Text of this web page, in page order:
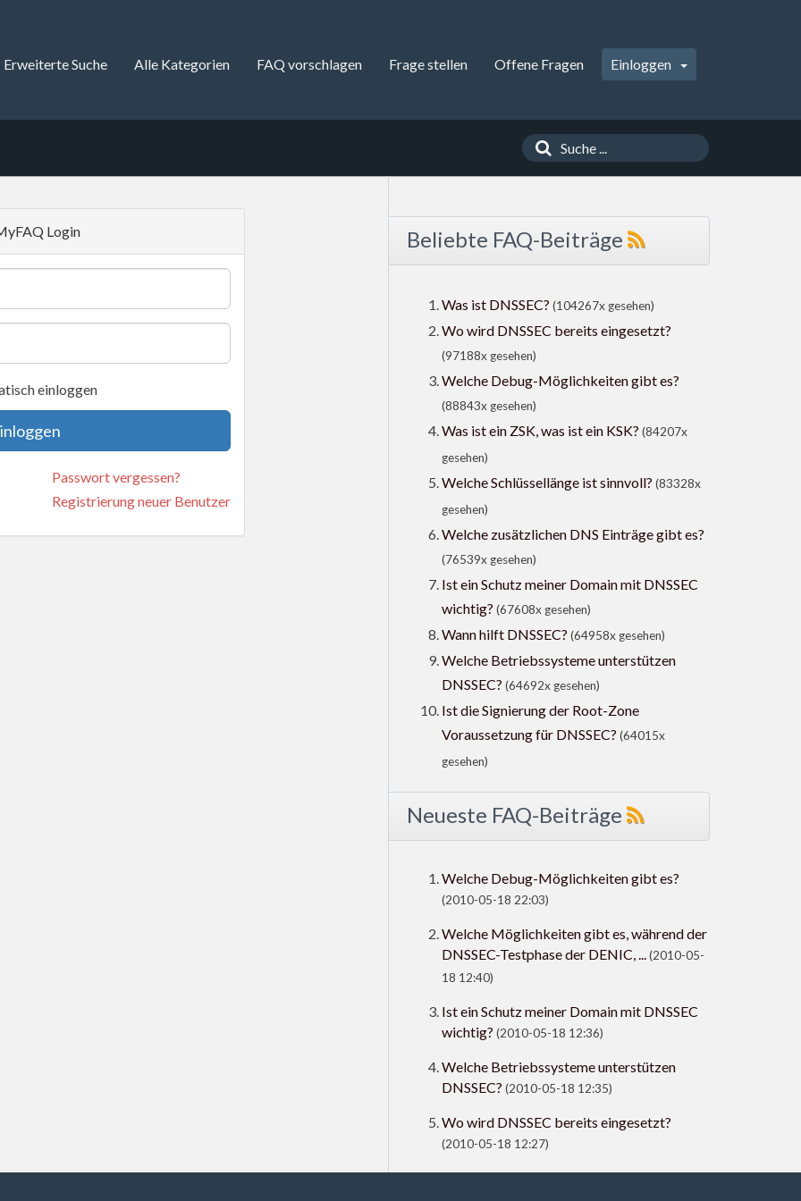
Erweiterte Suche Alle Kategorien FAQ vorschlagen Frage stellen Offene Fragen Einloggen
Login
einloggen
Passwort vergessen?
Registrierung neuer Benutzer
Beliebte FAQ-Beiträge
Was ist DNSSEC? (104267x gesehen)
Wo wird DNSSEC bereits eingesetzt?
(97188x gesehen)
Welche Debug-Möglichkeiten gibt es?
(88843x gesehen)
Was ist ein ZSK, was ist ein KSK? (84207x
gesehen)
Welche Schlüssellänge ist sinnvoll? (83328x
gesehen)
Welche zusätzlichen DNS Einträge gibt es?
(76539x gesehen)
Ist ein Schutz meiner Domain mit DNSSEC
wichtig? (67608x gesehen)
Wann hilft DNSSEC? (64958x gesehen)
Welche Betriebssysteme unterstützen
DNSSEC? (64692x gesehen)
Ist die Signierung der Root-Zone
Voraussetzung für DNSSEC? (64015x
gesehen)
Neueste FAQ-Beiträge
Welche Debug-Möglichkeiten gibt es?
(2010-05-18 22:03)
Welche Möglichkeiten gibt es, während der
DNSSEC-Testphase der DENIC, ...(2010-05-
18 12:40)
Ist ein Schutz meiner Domain mit DNSSEC
wichtig? (2010-05-18 12:36)
Welche Betriebssysteme unterstützen
DNSSEC? (2010-05-18 12:35)
Wo wird DNSSEC bereits eingesetzt?
(2010-05-18 12:27)